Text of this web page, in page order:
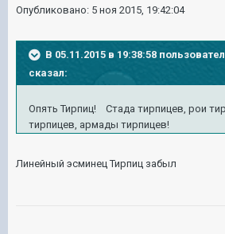
Опубликовано: 5 ноя 2015, 19:42:04
В 05.11.2015 в 19:38:58
сказал:
Опять Тирпиц! Стада тирпицев, рои
тирпицев, армады тирпицев!
Линейный эсминец Тирпиц забыл